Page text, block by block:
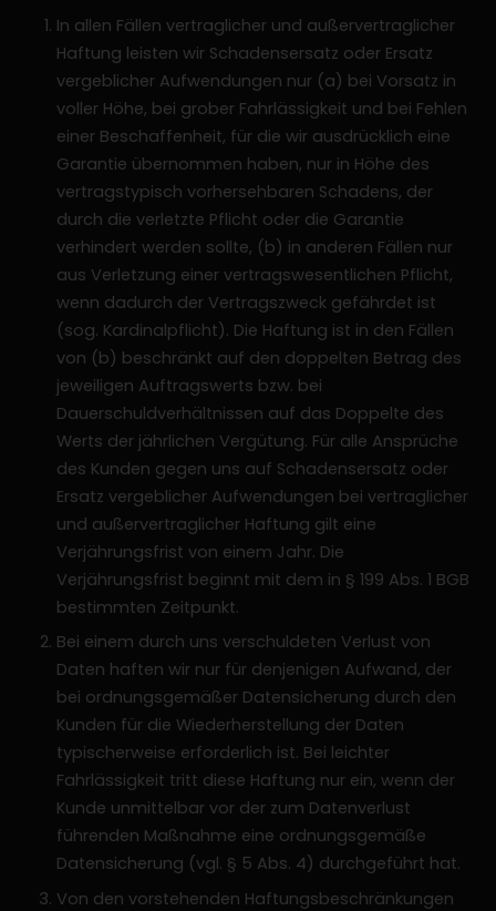
In allen Fällen vertraglicher und außervertraglicher
Haftung leisten wir Schadensersatz oder Ersatz
vergeblicher Aufwendungen nur (a) bei Vorsatz in
voller Höhe, bei grober Fahrlässigkeit und bei Fehlen
einer Beschaffenheit, für die wir ausdrücklich eine
Garantie übernommen haben, nur in Höhe des
vertragstypisch vorhersehbaren Schadens, der
durch die verletzte Pflicht oder die Garantie
verhindert werden sollte, (b) in anderen Fällen nur
aus Verletzung einer vertragswesentlichen Pflicht,
wenn dadurch der Vertragszweck gefährdet ist
(sog. Kardinalpflicht). Die Haftung ist in den Fällen
von (b) beschränkt auf den doppelten Betrag des
jeweiligen Auftragswerts bzw. bei
Dauerschuldverhältnissen auf das Doppelte des
Werts der jährlichen Vergütung. Für alle Ansprüche
des Kunden gegen uns auf Schadensersatz oder
Ersatz vergeblicher Aufwendungen bei vertraglicher
und außervertraglicher Haftung gilt eine
Verjährungsfrist von einem Jahr. Die
Verjährungsfrist beginnt mit dem in § 199 Abs. 1 BGB
bestimmten Zeitpunkt.
Bei einem durch uns verschuldeten Verlust von
Daten haften wir nur für denjenigen Aufwand, der
bei ordnungsgemäßer Datensicherung durch den
Kunden für die Wiederherstellung der Daten
typischerweise erforderlich ist. Bei leichter
Fahrlässigkeit tritt diese Haftung nur ein, wenn der
Kunde unmittelbar vor der zum Datenverlust
führenden Maßnahme eine ordnungsgemäße
Datensicherung (vgl. § 5 Abs. 4) durchgeführt hat.
Von den vorstehenden Haftungsbeschränkungen